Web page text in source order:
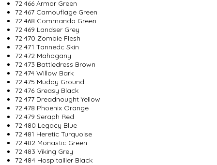
72.466 Armor Green
72.467 Camouflage Green
72.468 Commando Green
72.469 Landser Grey
72.470 Zombie Flesh
72.471 Tannedc Skin
72.472 Mahogany
72.473 Battledress Brown
72.474 Willow Bark
72.475 Muddy Ground
72.476 Greasy Black
72.477 Dreadnought Yellow
72.478 Phoenix Orange
72.479 Seraph Red
72.480 Legacy Blue
72.481 Heretic Turquoise
72.482 Monastic Green
72.483 Viking Grey
72.484 Hospitallier Black